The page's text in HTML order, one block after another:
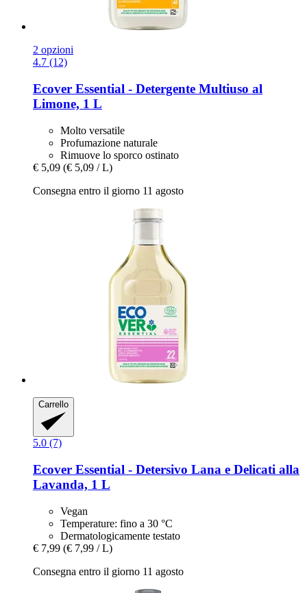
2 opzioni
4.7 (12)
Ecover Essential -​ Detergente Multiuso al
Limone, 1 L
Molto versatile
Profumazione naturale
Rimuove lo sporco ostinato
€ 5,09 (€ 5,09 / L)
Consegna entro il giorno 11 agosto
Carrello
5.0 (7)
Ecover Essential -​ Detersivo Lana e Delicati alla
Lavanda, 1 L
Vegan
Temperature: fino a 30 °C
Dermatologicamente testato
€ 7,99 (€ 7,99 / L)
Consegna entro il giorno 11 agosto